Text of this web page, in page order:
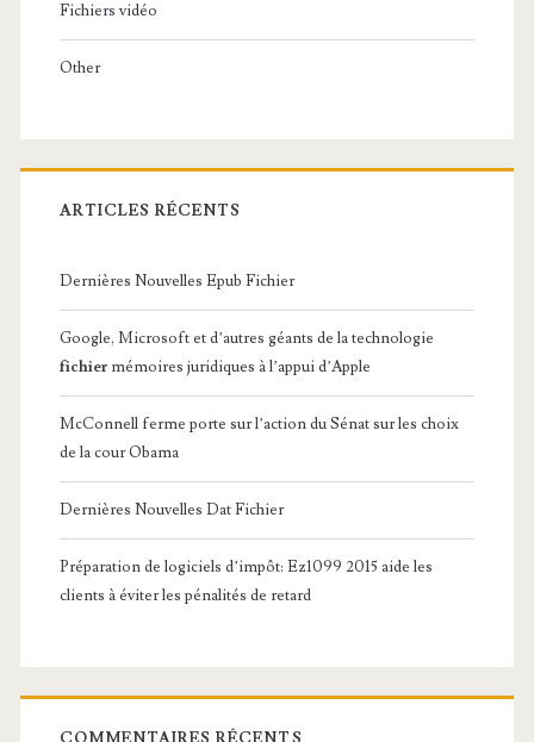
Fichiers vidéo
Other
ARTICLES RÉCENTS
Dernières Nouvelles Epub Fichier
Google, Microsoft et d’autres géants de la technologie
fichier mémoires juridiques à l’appui d’Apple
McConnell ferme porte sur l’action du Sénat sur les choix
de la cour Obama
Dernières Nouvelles Dat Fichier
Préparation de logiciels d’impôt: Ez1099 2015 aide les
clients à éviter les pénalités de retard